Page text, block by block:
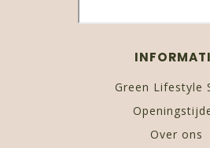
Green Lifestyle
Over ons